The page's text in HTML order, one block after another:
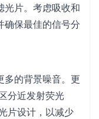
光片。考虑吸收和
确保最佳的信号分
多的背景噪音。更
分近发射荧光
片设计，以减少